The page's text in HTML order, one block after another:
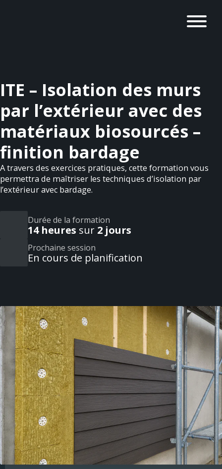
ITE – Isolation des murs
par l’extérieur avec des
matériaux biosourcés –
finition bardage
A travers des exercices pratiques, cette formation vous
permettra de maîtriser les techniques d’isolation par
l’extérieur avec bardage.
Durée de la formation
14 heures sur 2 jours
Prochaine session
En cours de planification